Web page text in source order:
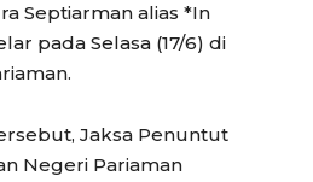
Septiarman alias *In
pada Selasa (17/6) di
Jaksa Penuntut
Negeri Pariaman